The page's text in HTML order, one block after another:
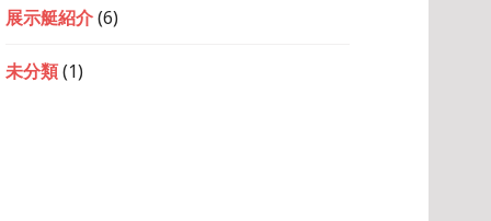
展示艇紹介(6)
未分類(1)